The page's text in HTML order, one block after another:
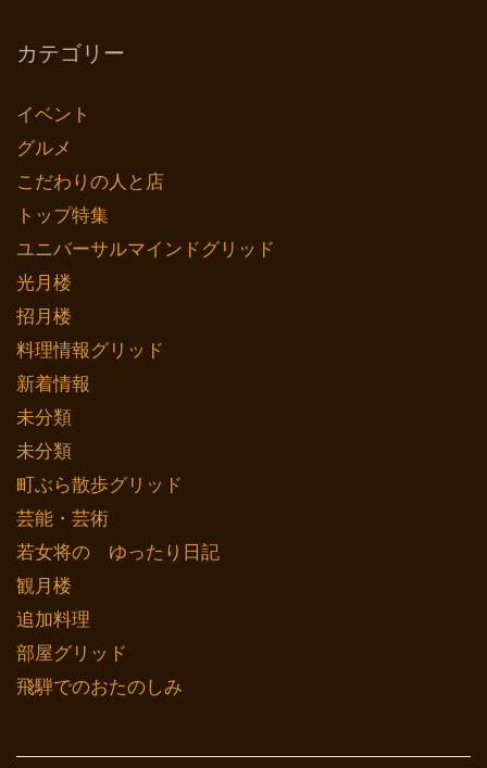
カテゴリー
イベント
グルメ
こだわりの人と店
トップ特集
ユニバーサルマインドグリッド
光月楼
招月楼
料理情報グリッド
新着情報
未分類
未分類
町ぶら散歩グリッド
芸能・芸術
若女将の ゆったり日記
観月楼
追加料理
部屋グリッド
飛騨でのおたのしみ